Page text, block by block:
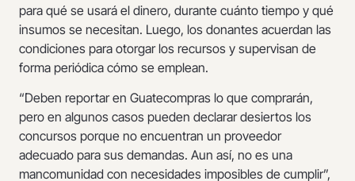
para qué se usará el dinero, durante cuánto tiempo y qué
insumos se necesitan. Luego, los donantes acuerdan las
condiciones para otorgar los recursos y supervisan de
forma periódica cómo se emplean.
“Deben reportar en Guatecompras lo que comprarán,
pero en algunos casos pueden declarar desiertos los
concursos porque no encuentran un proveedor
adecuado para sus demandas. Aun así, no es una
mancomunidad con necesidades imposibles de cumplir”,